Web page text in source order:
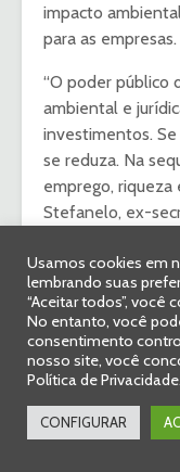
impacto
para as empresas.
“O poder público
ambiental e
investimentos.
se reduza. Na
emprego, riqueza
Stefanelo, ex-
Ainda, é preciso
para a
resultados a
para iniciar a
e de um a dois
não existe a
produção própria
de escassez.
Usamos cookies em
lembrando suas
“Aceitar todos”, você
No entanto, você
consentimento
nosso site, você
Política de Privacidade.
CONFIGURAR